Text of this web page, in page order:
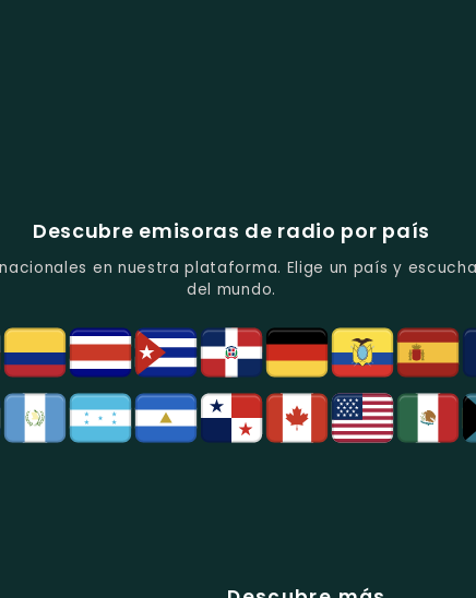
Descubre emisoras de radio por país
en nuestra plataforma. Elige un país y
del mundo.